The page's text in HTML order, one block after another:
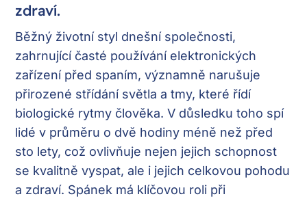
zdraví.
Běžný životní styl dnešní společnosti,
zahrnující časté používání elektronických
zařízení před spaním, významně narušuje
přirozené střídání světla a tmy, které řídí
biologické rytmy člověka. V důsledku toho spí
lidé v průměru o dvě hodiny méně než před
sto lety, což ovlivňuje nejen jejich schopnost
se kvalitně vyspat, ale i jejich celkovou pohodu
a zdraví. Spánek má klíčovou roli při